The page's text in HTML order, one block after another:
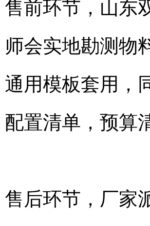
售前环节，山东
师会实地勘测物
通用模板套用，
配置清单，预算
售后环节，厂家